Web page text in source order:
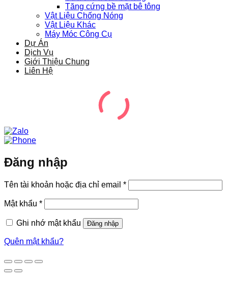
Tăng cứng bề mặt bê tông
Vật Liệu Chống Nóng
Vật Liệu Khác
Máy Móc Công Cụ
Dự Án
Dịch Vụ
Giới Thiệu Chung
Liên Hệ
Đăng nhập
Tên tài khoản hoặc địa chỉ email *Bắt
buộc
Mật khẩu *Bắt
buộc
Ghi nhớ mật khẩu
Đăng nhập
Quên mật khẩu?